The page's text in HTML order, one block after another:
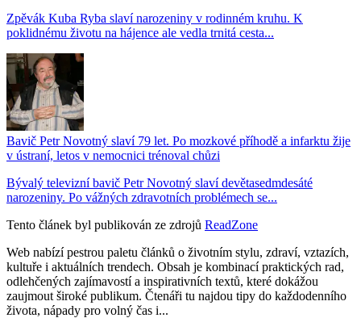
Zpěvák Kuba Ryba slaví narozeniny v rodinném kruhu. K
poklidnému životu na hájence ale vedla trnitá cesta...
Bavič Petr Novotný slaví 79 let. Po mozkové příhodě a infarktu žije
v ústraní, letos v nemocnici trénoval chůzi
Bývalý televizní bavič Petr Novotný slaví devětasedmdesáté
narozeniny. Po vážných zdravotních problémech se...
Tento článek byl publikován ze zdrojů ReadZone
Web nabízí pestrou paletu článků o životním stylu, zdraví, vztazích,
kultuře i aktuálních trendech. Obsah je kombinací praktických rad,
odlehčených zajímavostí a inspirativních textů, které dokážou
zaujmout široké publikum. Čtenáři tu najdou tipy do každodenního
života, nápady pro volný čas i...